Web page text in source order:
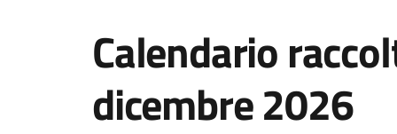
Calendario
dicembre 2026